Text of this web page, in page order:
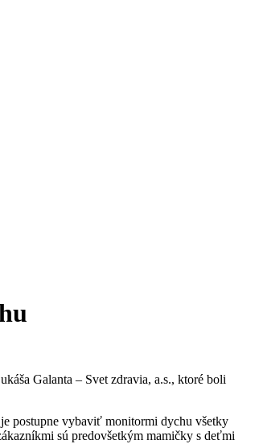
Galanta – Svet zdravia, a.s., ktoré boli
postupne vybaviť monitormi dychu všetky
sú predovšetkým mamičky s deťmi